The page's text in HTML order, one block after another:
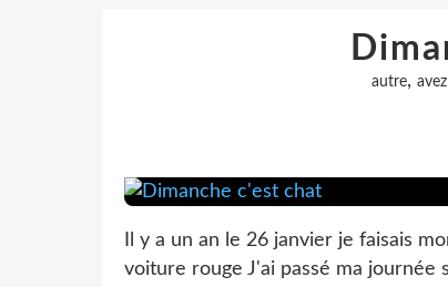
autre, avez
Il y a un an le 26 janvier je faisais
voiture rouge J'ai passé ma journée